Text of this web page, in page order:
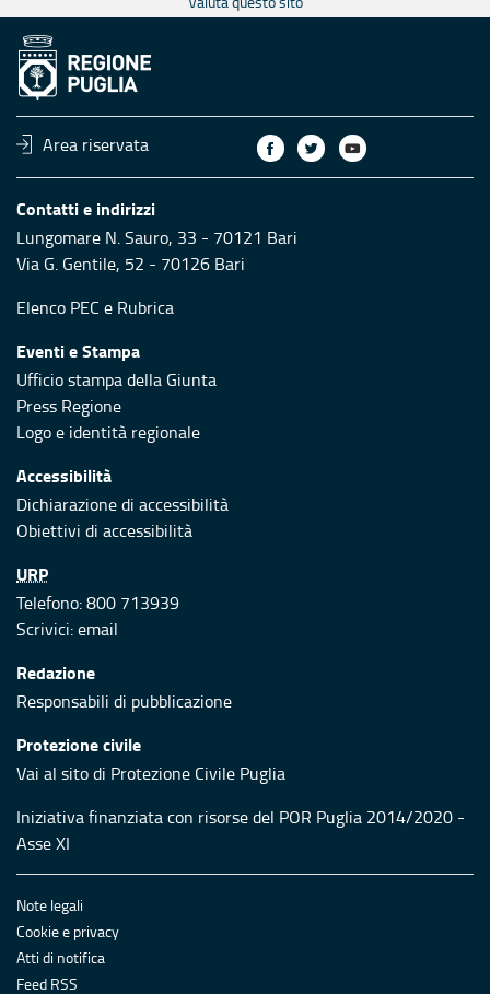
Area riservata
Contatti e indirizzi
Lungomare N. Sauro, 33 - 70121 Bari
Via G. Gentile, 52 - 70126 Bari
Elenco PEC e Rubrica
Eventi e Stampa
Ufficio stampa della Giunta
Press Regione
Logo e identità regionale
Accessibilità
Dichiarazione di accessibilità
Obiettivi di accessibilità
URP
Telefono: 800 713939
Scrivici:email
Redazione
Responsabili di pubblicazione
Protezione civile
Vai al sito di Protezione Civile Puglia
Iniziativa finanziata con risorse del POR Puglia 2014/2020 -
Asse XI
Note legali
Cookie e privacy
Atti di notifica
Feed RSS